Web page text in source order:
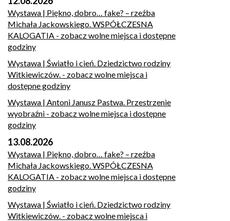
Wystawa | Piękno, dobro… fake? – rzeźba
Michała Jackowskiego. WSPÓŁCZESNA
KALOGATIA - zobacz wolne miejsca i dostępne
godziny
Wystawa | Światło i cień. Dziedzictwo rodziny
Witkiewiczów. - zobacz wolne miejsca i
dostępne godziny
Wystawa | Antoni Janusz Pastwa. Przestrzenie
wyobraźni - zobacz wolne miejsca i dostępne
godziny
13.08.2026
Wystawa | Piękno, dobro… fake? – rzeźba
Michała Jackowskiego. WSPÓŁCZESNA
KALOGATIA - zobacz wolne miejsca i dostępne
godziny
Wystawa | Światło i cień. Dziedzictwo rodziny
Witkiewiczów. - zobacz wolne miejsca i